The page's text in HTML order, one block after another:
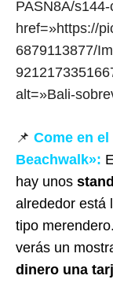
PASN8A/
href=»https://
6879113877/
alt=»Bali-
📌 Come en
Beachwalk»:
hay unos
alrededor está
tipo
verás un
dinero una